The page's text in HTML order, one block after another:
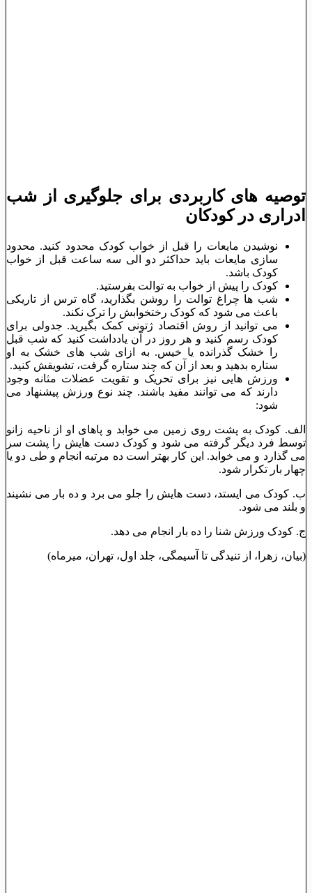
توصیه های کاربردی برای جلوگیری از شب
ادراری در کودکان
نوشیدن مایعات را قبل از خواب کودک محدود کنید. محدود
سازی مایعات باید حداکثر دو الی سه ساعت قبل از خواب
کودک باشد.
کودک را پیش از خواب به توالت بفرستید.
شب ‌ها چراغ توالت را روشن بگذارید، گاه ترس از تاریکی
باعث می ‌شود که کودک رختخوابش را ترک نکند.
می ‌توانید از روش اقتصاد ژتونی کمک بگیرید. جدولی برای
کودک رسم کنید و هر روز در آن یادداشت کنید که شب قبل
را خشک گذرانده یا خیس. به ‌ازای شب ‌های خشک به او
ستاره بدهید و بعد از آن که چند ستاره گرفت، تشویقش کنید.
ورزش ‌هایی نیز برای تحریک و تقویت عضلات مثانه وجود
دارند که می ‌توانند مفید باشند. چند نوع ورزش پیشنهاد می
‌شود:
الف. کودک به پشت روی زمین می ‌خوابد و پاهای او از ناحیه زانو
توسط فرد دیگر گرفته می ‌شود و کودک دست ‌هایش را پشت سر
می ‌گذارد و می ‌خوابد. این کار بهتر است ده مرتبه انجام و طی دو یا
چهار بار تکرار شود.
ب. کودک می ‌ایستد، دست ‌هایش را جلو می ‌برد و ده بار می ‌نشیند
و بلند می ‌شود.
ج. کودک ورزش شنا را ده بار انجام می دهد.
(بیان، زهرا، از تنیدگی تا آسیمگی، جلد اول، تهران، میرماه)